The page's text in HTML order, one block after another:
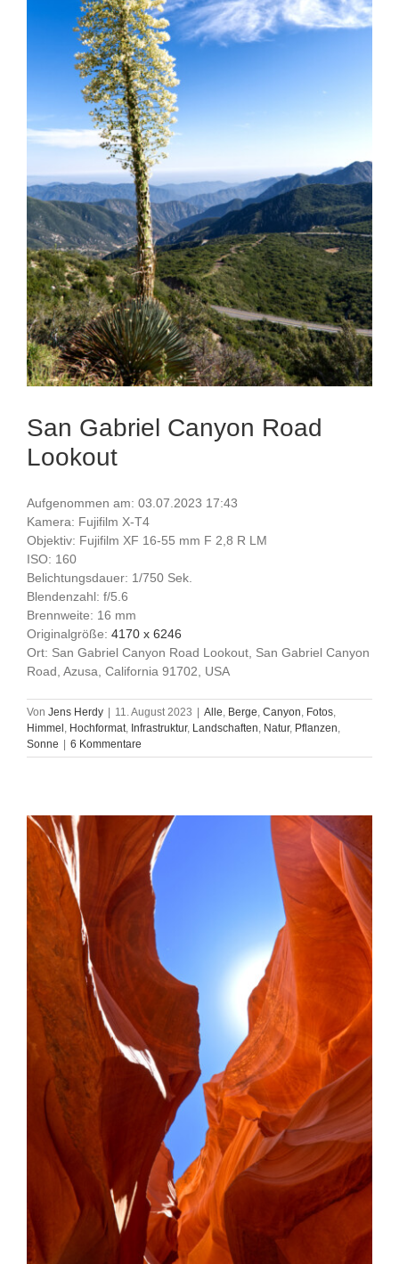
San Gabriel Canyon Road
Lookout
Aufgenommen am: 03.07.2023 17:43
Kamera: Fujifilm X-T4
Objektiv: Fujifilm XF 16-55 mm F 2,8 R LM
ISO: 160
Belichtungsdauer: 1/750 Sek.
Blendenzahl: f/5.6
Brennweite: 16 mm
Originalgröße: 4170 x 6246
Ort: San Gabriel Canyon Road Lookout, San Gabriel Canyon
Road, Azusa, California 91702, USA
Von Jens Herdy 11. August 2023 Alle, Berge, Canyon, Fotos,
Himmel , Hochformat, Infrastruktur, Landschaften, Natur, Pflanzen,
Sonne
6 Kommentare